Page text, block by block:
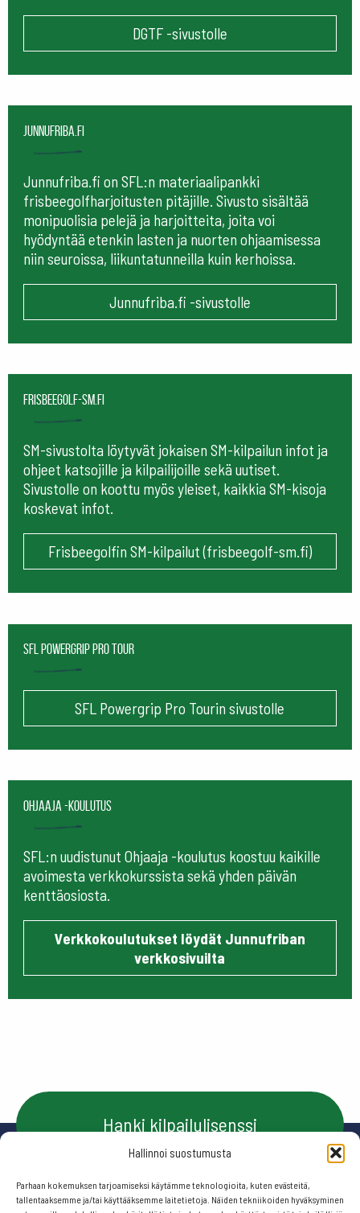
Hallinnoi suostumusta
Parhaan kokemuksen tarjoamiseksi käytämme teknologioita, kuten evästeitä,
tallentaaksemme ja/tai käyttääksemme laitetietoja. Näiden tekniikoiden hyväksyminen
DGTF -sivustolle
Junnufriba.fi
Junnufriba.fi on SFL:n materiaalipankki
frisbeegolfharjoitusten pitäjille. Sivusto sisältää
monipuolisia pelejä ja harjoitteita, joita voi
hyödyntää etenkin lasten ja nuorten ohjaamisessa
niin seuroissa, liikuntatunneilla kuin kerhoissa.
Junnufriba.fi -sivustolle
frisbeegolf-sm.fi
SM-sivustolta löytyvät jokaisen SM-kilpailun infot ja
ohjeet katsojille ja kilpailijoille sekä uutiset.
Sivustolle on koottu myös yleiset, kaikkia SM-kisoja
koskevat infot.
Frisbeegolfin SM-kilpailut (frisbeegolf-sm.fi)
SFL Powergrip Pro Tour
SFL Powergrip Pro Tourin sivustolle
Ohjaaja -koulutus
SFL:n uudistunut Ohjaaja -koulutus koostuu kaikille
avoimesta verkkokurssista sekä yhden päivän
kenttäosiosta.
Verkkokoulutukset löydät Junnufriban
verkkosivuilta
Hanki kilpailulisenssi
Ota yhteyttä